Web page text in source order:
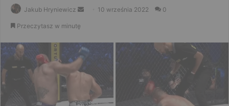
Jakub Hryniewicz
Send 10 września 2022 0
Przeczytasz w minutę